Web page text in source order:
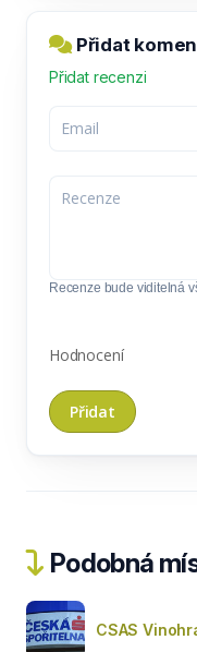
Přidat
Přidat recenzi
Recenze bude viditelná
Hodnocení
Podobná
CSAS